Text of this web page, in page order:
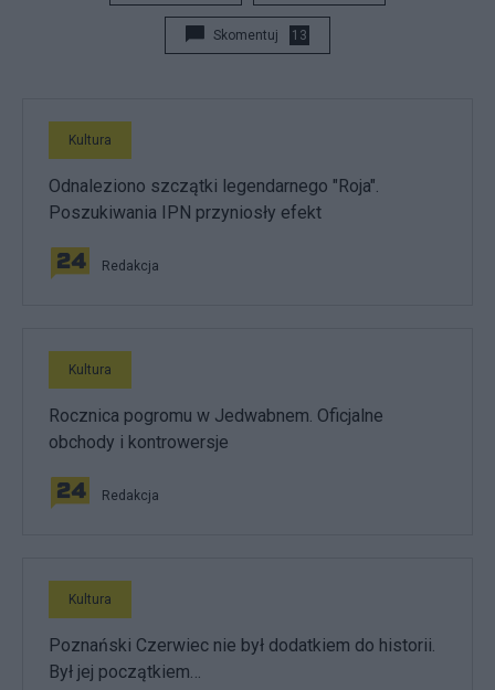
Skomentuj 13
Kultura
Odnaleziono szczątki legendarnego "Roja".
Poszukiwania IPN przyniosły efekt
Redakcja
Kultura
Rocznica pogromu w Jedwabnem. Oficjalne
obchody i kontrowersje
Redakcja
Kultura
Poznański Czerwiec nie był dodatkiem do historii.
Był jej początkiem…